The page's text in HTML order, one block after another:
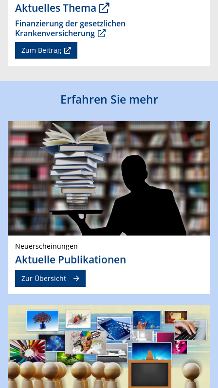
Aktuelles Thema
Finanzierung der gesetzlichen
Krankenversicherung
Zum Beitrag
Erfahren Sie mehr
Neuerscheinungen
Aktuelle Publikationen
Zur Übersicht